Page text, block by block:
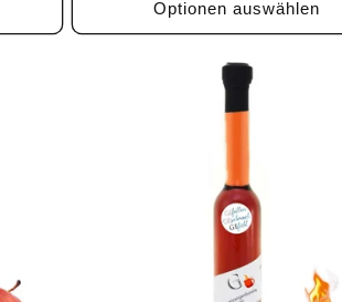
Optionen auswählen